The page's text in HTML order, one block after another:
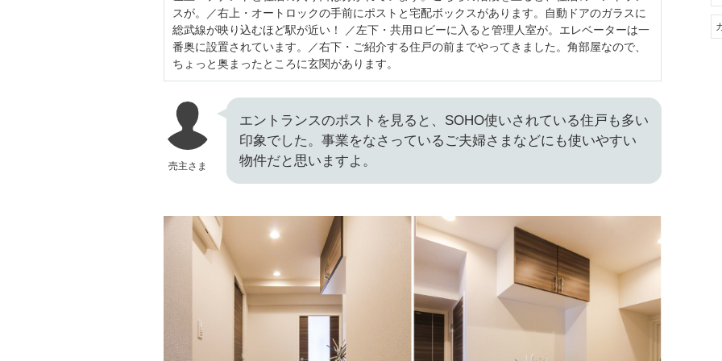
スが。／右上・オートロックの手前にポストと宅配ボックスがあります。自動ドアのガラスに
総武線が映り込むほど駅が近い！ ／左下・共用ロビーに入ると管理人室が。エレベーターは一
番奥に設置されています。／右下・ご紹介する住戸の前までやってきました。角部屋なので、
ちょっと奥まったところに玄関があります。
売主さま
エントランスのポストを見ると、SOHO使いされている住戸も多い
印象でした。事業をなさっているご夫婦さまなどにも使いやすい
物件だと思いますよ。